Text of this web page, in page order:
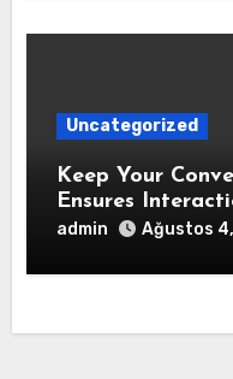
Uncategorized
Keep Your
Ensures
During Dialogue
admin Ağustos